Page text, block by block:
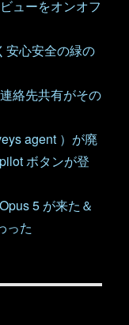
ューをオンオフ
安心安全の緑の
絡先共有がその
agent ）が廃
ボタンが登
5 が来た＆
った